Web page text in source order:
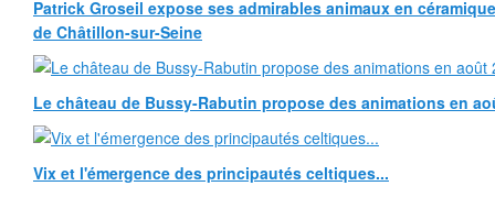
Patrick Groseil expose ses admirables animaux en
de Châtillon-sur-Seine
Le château de Bussy-Rabutin propose des animations en
Vix et l'émergence des principautés celtiques...